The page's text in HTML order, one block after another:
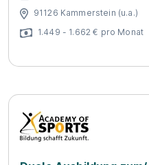
91126 Kammerstein (u.a.)
1.449 - 1.662 € pro Monat